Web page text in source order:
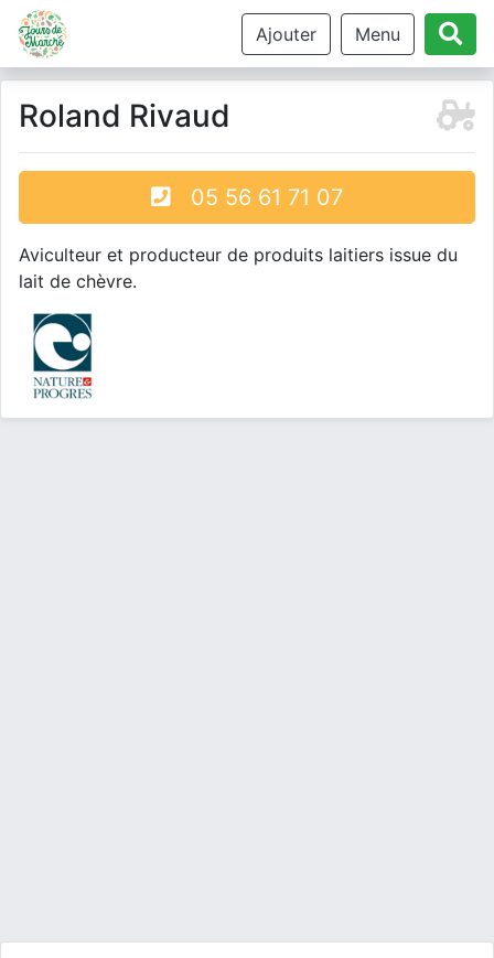
Ajouter Menu
Roland Rivaud
05 56 61 71 07
Aviculteur et producteur de produits laitiers issue du
lait de chèvre.